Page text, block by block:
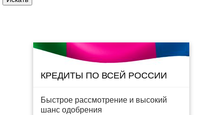
КРЕДИТЫ ПО ВСЕЙ РОССИИ
Быстрое рассмотрение и высокий
шанс одобрения